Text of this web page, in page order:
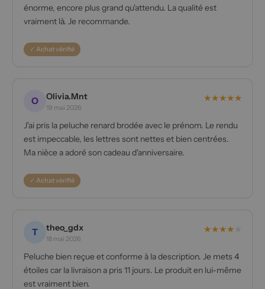
énorme, encore plus grand qu'attendu. La qualité est
vraiment là. Je recommande.
✓ Achat vérifié
O Olivia.Mnt
19 mai 2026
★★★★★
J'ai pris la peluche renard brodée avec le prénom. Le rendu
est impeccable, les lettres sont nettes et bien centrées.
Ma nièce a adoré son cadeau d'anniversaire.
✓ Achat vérifié
T theo_gdx
18 mai 2026
★★★★
Peluche bien reçue et conforme à la description. Je mets 4
étoiles car la livraison a pris 11 jours. Le produit en lui-même
est vraiment bien.